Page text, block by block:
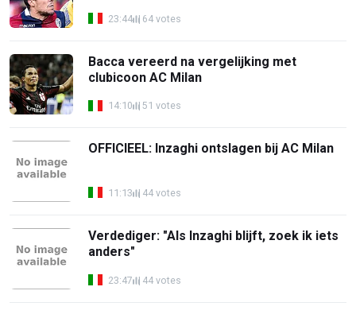
23:44 64 votes
Bacca vereerd na vergelijking met
clubicoon AC Milan
14:10 51 votes
OFFICIEEL: Inzaghi ontslagen bij AC Milan
11:13 44 votes
Verdediger: "Als Inzaghi blijft, zoek ik iets
anders"
23:47 44 votes